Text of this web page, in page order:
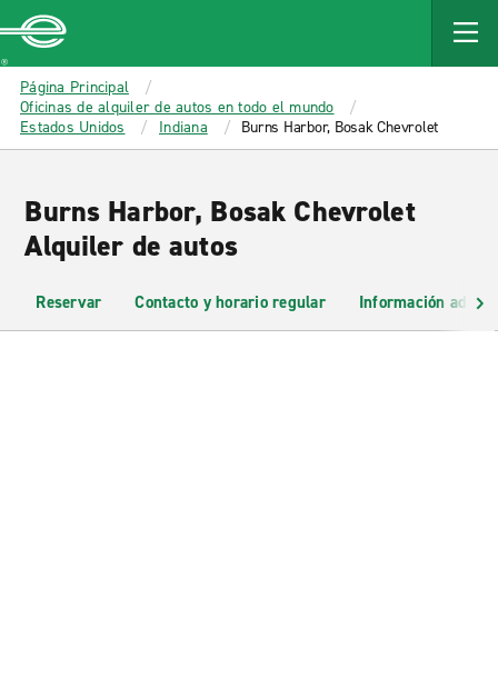
MAIN
CONTENT
Enterprise
Página Principal
Oficinas de alquiler de autos en todo el mundo
Estados Unidos
Indiana Burns Harbor, Bosak Chevrolet
Burns Harbor, Bosak Chevrolet
Alquiler de autos
Reservar Contacto y horario regular Información